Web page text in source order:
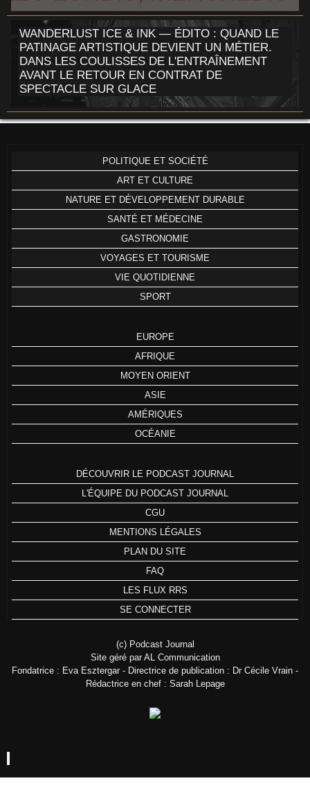
WANDERLUST ICE & INK — ÉDITO : QUAND LE
PATINAGE ARTISTIQUE DEVIENT UN MÉTIER.
DANS LES COULISSES DE L'ENTRAÎNEMENT
AVANT LE RETOUR EN CONTRAT DE
SPECTACLE SUR GLACE
POLITIQUE ET SOCIÉTÉ
ART ET CULTURE
NATURE ET DÉVELOPPEMENT DURABLE
SANTÉ ET MÉDECINE
GASTRONOMIE
VOYAGES ET TOURISME
VIE QUOTIDIENNE
SPORT
EUROPE
AFRIQUE
MOYEN ORIENT
ASIE
AMÉRIQUES
OCÉANIE
DÉCOUVRIR LE PODCAST JOURNAL
L'ÉQUIPE DU PODCAST JOURNAL
CGU
MENTIONS LÉGALES
PLAN DU SITE
FAQ
LES FLUX RRS
SE CONNECTER
(c) Podcast Journal
Site géré par AL Communication
Fondatrice : Eva Esztergar - Directrice de publication : Dr Cécile Vrain -
Rédactrice en chef : Sarah Lepage